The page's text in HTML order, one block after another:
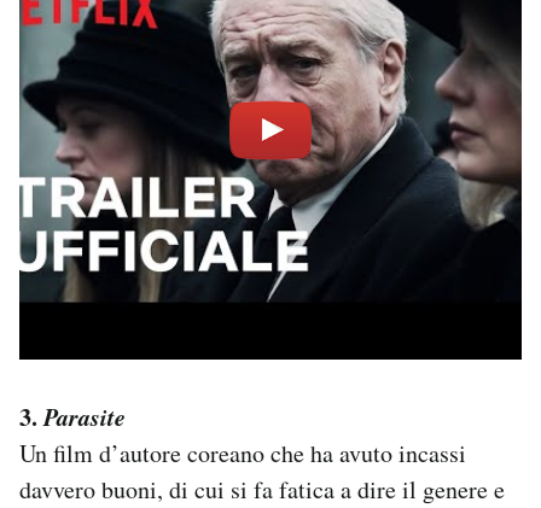
3.Parasite
Un film d’autore coreano che ha avuto incassi
davvero buoni, di cui si fa fatica a dire il genere e